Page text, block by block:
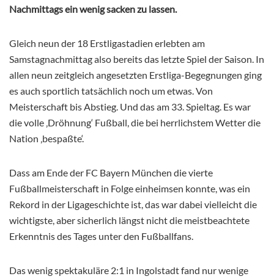
Nachmittags ein wenig sacken zu lassen.
Gleich neun der 18 Erstligastadien erlebten am
Samstagnachmittag also bereits das letzte Spiel der Saison. In
allen neun zeitgleich angesetzten Erstliga-Begegnungen ging
es auch sportlich tatsächlich noch um etwas. Von
Meisterschaft bis Abstieg. Und das am 33. Spieltag. Es war
die volle ‚Dröhnung‘ Fußball, die bei herrlichstem Wetter die
Nation ‚bespaßte‘.
Dass am Ende der FC Bayern München die vierte
Fußballmeisterschaft in Folge einheimsen konnte, was ein
Rekord in der Ligageschichte ist, das war dabei vielleicht die
wichtigste, aber sicherlich längst nicht die meistbeachtete
Erkenntnis des Tages unter den Fußballfans.
Das wenig spektakuläre 2:1 in Ingolstadt fand nur wenige